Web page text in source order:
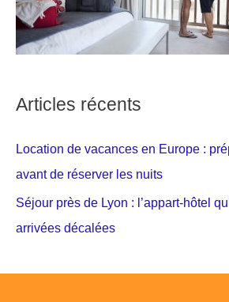
Articles récents
Location de vacances en Europe :
avant de réserver les nuits
Séjour près de Lyon : l’appart-hôtel
arrivées décalées